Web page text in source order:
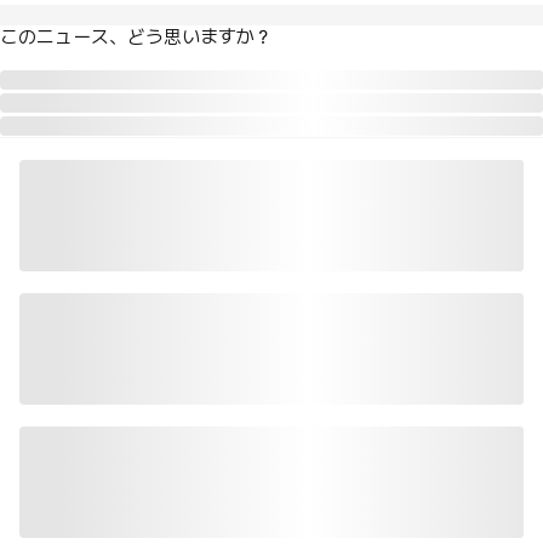
このニュース、どう思いますか？